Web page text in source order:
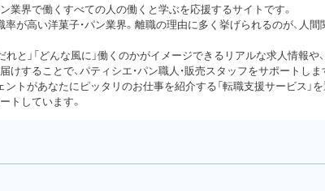
業界で働くすべての人の働くと学ぶを応援するサイトです。
率が高い洋菓子・パン業界。離職の理由に多く挙げられるのが、人間
れと」「どんな風に」働くのかがイメージできるリアルな求人情報や
することで、パティシエ・パン職人・販売スタッフをサポートしま
ントがあなたにピッタリのお仕事を紹介する「転職支援サービス」を
トしています。